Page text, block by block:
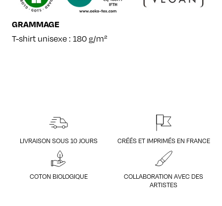
GRAMMAGE
T-shirt unisexe : 180 g/m²
LIVRAISON SOUS 10 JOURS CRÉÉS ET IMPRIMÉS EN FRANCE
COTON BIOLOGIQUE
COLLABORATION AVEC DES
ARTISTES